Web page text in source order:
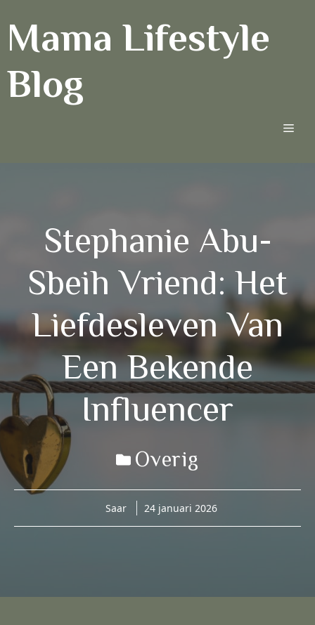
naarMama Lifestyle
Blog
Stephanie Abu-
Sbeih Vriend: Het
Liefdesleven Van
Een Bekende
Influencer
Overig
Saar 24 januari 2026